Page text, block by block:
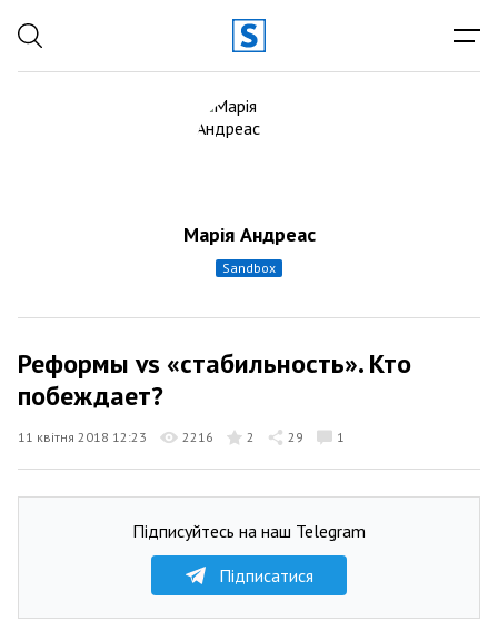
Марія Андреас
sandbox
Реформы vs «стабильность». Кто
побеждает?
11 квітня 2018 12:23 2216 2 29 1
Підписуйтесь на наш Telegram
Підписатися